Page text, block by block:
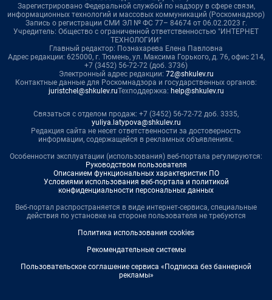
Зарегистрировано Федеральной службой по надзору в сфере связи,
информационных технологий и массовых коммуникаций (Роскомнадзор)
Запись о регистрации СМИ ЭЛ № ФС 77– 84674 от 06.02.2023 г.
Учредитель: Общество с ограниченной ответственностью "ИНТЕРНЕТ
ТЕХНОЛОГИИ"
Главный редактор: Познахарева Елена Павловна
Адрес редакции: 625000, г. Тюмень, ул. Максима Горького, д. 76, офис 214,
+7 (3452) 56-72-72 (доб. 3736)
Электронный адрес редакции: 72@shkulev.ru
Контактные данные для Роскомнадзора и государственных органов:
juristchel@shkulev.ruТехподдержка: help@shkulev.ru
Связаться с отделом продаж: +7 (3452) 56-72-72 доб. 3335,
yuliya.latypova@shkulev.ru
Редакция сайта не несет ответственности за достоверность
информации, содержащейся в рекламных объявлениях.
Особенности эксплуатации (использования) веб-портала регулируются:
Руководством пользователя
Описанием функциональных характеристик ПО
Условиями использования веб-портала и политикой
конфиденциальности персональных данных
Веб-портал распространяется в виде интернет-сервиса, специальные
действия по установке на стороне пользователя не требуются
Политика использования cookies
Рекомендательные системы
Пользовательское соглашение сервиса «Подписка без баннерной
рекламы»